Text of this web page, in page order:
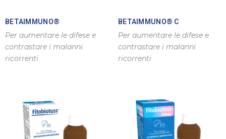
BETAIMMUNO®
Per aumentare le difese e
contrastare i malanni
ricorrenti
BETAIMMUNO® C
Per aumentare le difese e
contrastare i malanni
ricorrenti